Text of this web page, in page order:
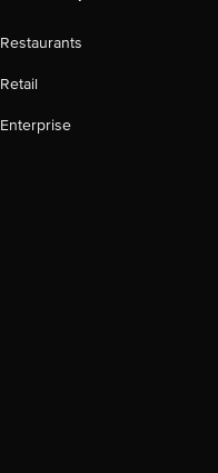
Restaurants
Retail
Enterprise